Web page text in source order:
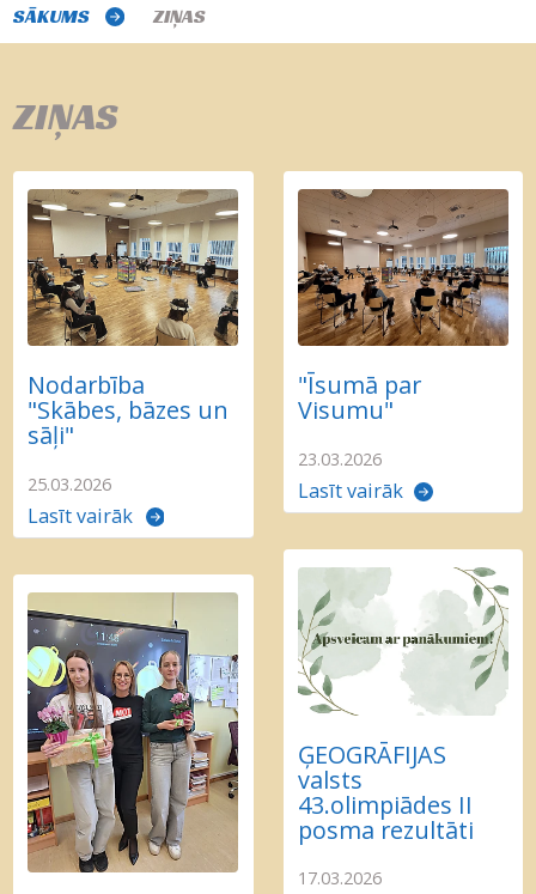
SĀKUMS ZIŅAS
ZIŅAS
Nodarbība
"Skābes, bāzes un
sāļi"
25.03.2026
Lasīt vairāk
"Īsumā par
Visumu"
23.03.2026
Lasīt vairāk
ĢEOGRĀFIJAS
valsts
43.olimpiādes II
posma rezultāti
17.03.2026